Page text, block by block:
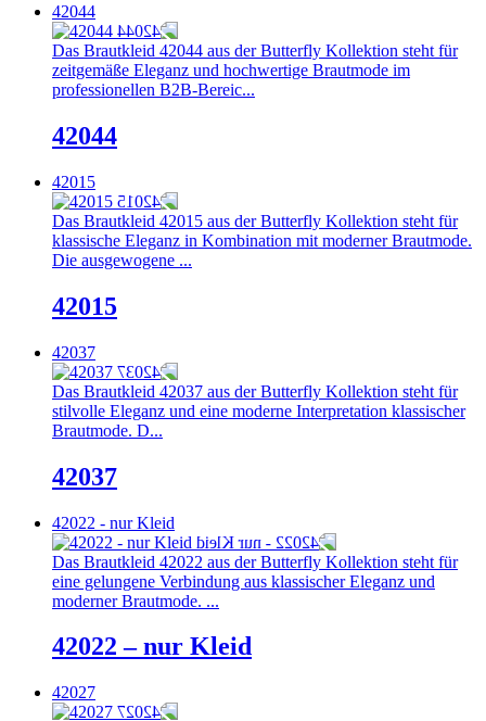
42044
Das Brautkleid 42044 aus der Butterfly Kollektion steht für
zeitgemäße Eleganz und hochwertige Brautmode im
professionellen B2B-Bereic...
42044
42015
Das Brautkleid 42015 aus der Butterfly Kollektion steht für
klassische Eleganz in Kombination mit moderner Brautmode.
Die ausgewogene ...
42015
42037
Das Brautkleid 42037 aus der Butterfly Kollektion steht für
stilvolle Eleganz und eine moderne Interpretation klassischer
Brautmode. D...
42037
42022 - nur Kleid
Das Brautkleid 42022 aus der Butterfly Kollektion steht für
eine gelungene Verbindung aus klassischer Eleganz und
moderner Brautmode. ...
42022 – nur Kleid
42027